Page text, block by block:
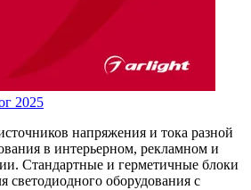
2025
напряжения и тока разной
в интерьерном, рекламном и
Стандартные и герметичные блоки
светодиодного оборудования с